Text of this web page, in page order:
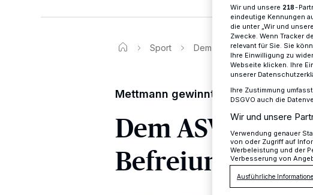
Sport Dem ASV gelingt der
Mettmann gewinnt daheim gegen
Dem ASV
Wir und unsere 218-
eindeutige Kennungen
die unter „Wir und
Zwecke. Wenn Tracker
relevant für Sie. Sie
Ihre Einwilligung zu
Webseite klicken. Ihre
unserer
Ihre Zustimmung
DSGVO auch die
Wir und unsere
Verwendung genauer
von oder Zugriff auf
Werbeleistung und der
Verbesserung von
Ausführliche